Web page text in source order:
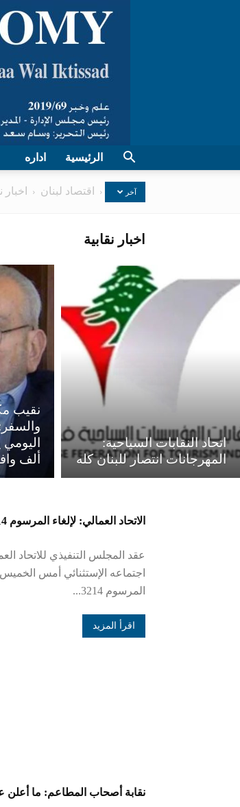
اداره الرئيسية
الرئيسية اقتصاد لبنان اخبار آخر
اخبار نقابية
نقيب
ألف
اتحاد النقابات السياحية:
المهرجانات انتصار للبنان كله
الاتحاد العمالي: لإلغاء المرسوم 3214 بكامل مندرجاته
عقد المجلس التنفيذي للاتحاد
اجتماعه الإستثنائي أمس
المرسوم 3214...
اقرأ المزيد
نقابة أصحاب المطاعم: ما